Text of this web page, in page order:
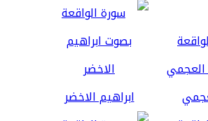
ابراهيم الاخضر